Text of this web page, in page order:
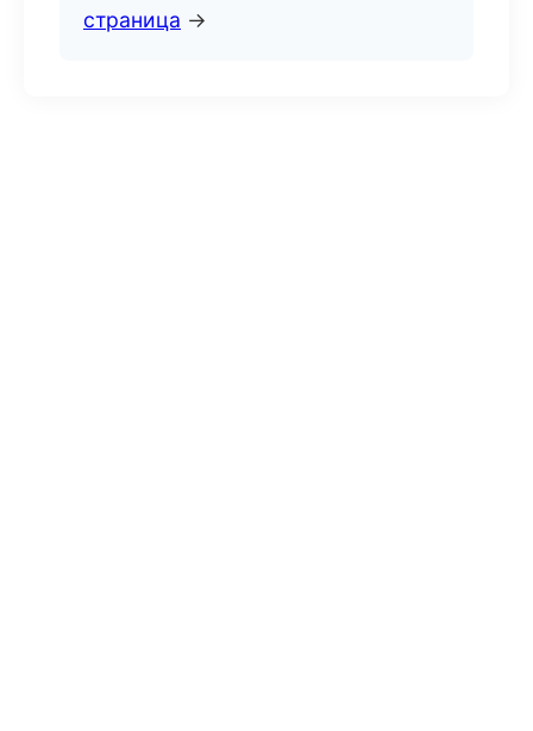
страница →